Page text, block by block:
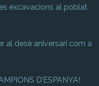
excavacions al poblat
al desè aniversari com a
D’ESPANYA!